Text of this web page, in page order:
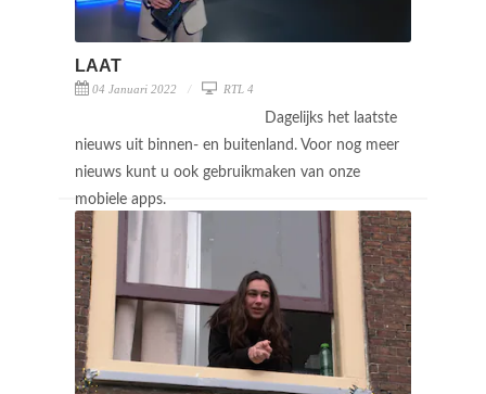
LAAT
04 Januari 2022 RTL 4
Dagelijks het laatste
nieuws uit binnen- en buitenland. Voor nog meer
nieuws kunt u ook gebruikmaken van onze
mobiele apps.